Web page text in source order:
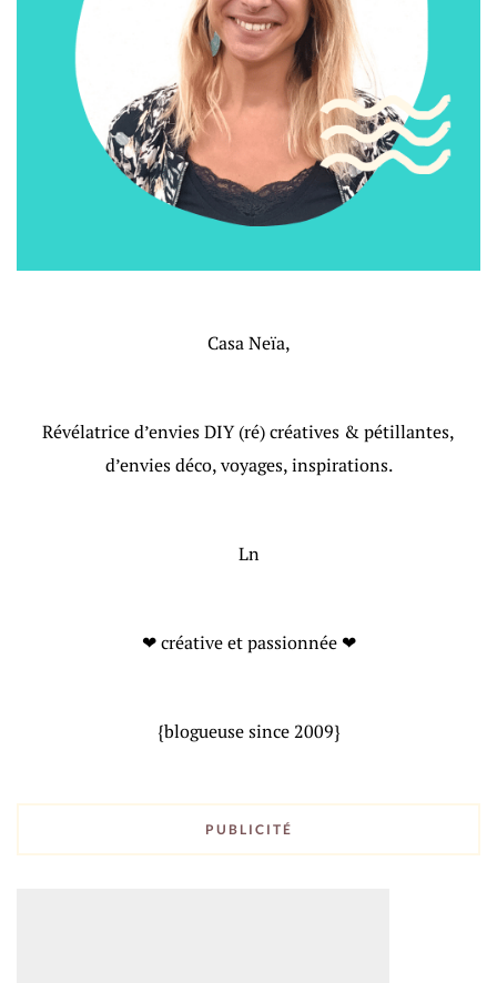
Casa Neïa,
Révélatrice d’envies DIY (ré) créatives & pétillantes,
d’envies déco, voyages, inspirations.
Ln
❤ créative et passionnée ❤
{blogueuse since 2009}
PUBLICITÉ